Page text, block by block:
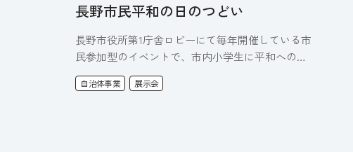
長野市民平和の日のつどい
長野市役所第1庁舎ロビーにて毎年開催している市
民参加型のイベントで、市内小学生に平和への気
持ちを込めて折っていただいた折…
自治体事業 展示会